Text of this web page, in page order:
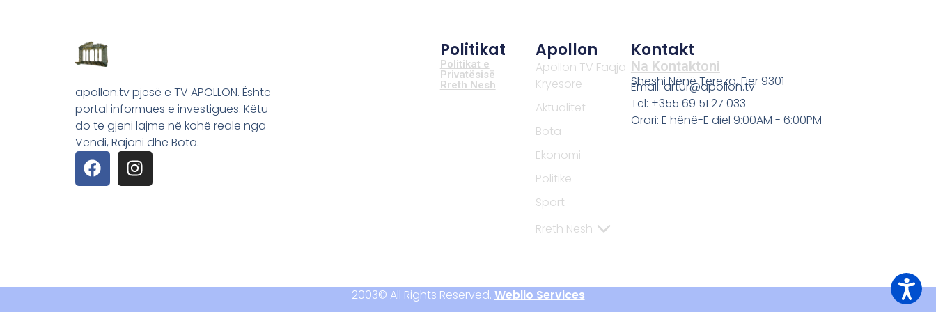
apollon.tv pjesë e TV APOLLON. Ështe
portal informues e investigues. Këtu
do të gjeni lajme në kohë reale nga
Vendi, Rajoni dhe Bota.
Politikat
Politikat e
Privatësisë
Rreth Nesh
Apollon
Apollon TV Faqja
Kryesore
Aktualitet
Bota
Ekonomi
Politike
Sport
Rreth Nesh
Kontakt
Na Kontaktoni
Sheshi Nënë Tereza, Fier 9301
Email: artur@apollon.tv
Tel: +355 69 51 27 033
Orari: E hënë-E diel 9:00AM - 6:00PM
2003© All Rights Reserved. Weblio Services